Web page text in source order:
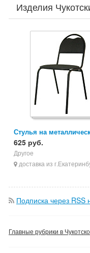
Изделия
Стулья на
каркасе, стулья ИЗО,
для персонала
625 руб.
Другое
доставка из
Подписка через RSS
Главные рубрики в